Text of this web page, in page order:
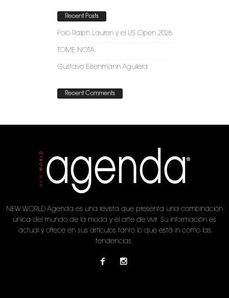
Recent Posts
Polo Ralph Lauren y el US Open 2026
TOME NOTA
Gustavo Eisenmann Aguilera
Recent Comments
NEW WORLD Agenda es una revista que presenta una combinación
única del mundo de la moda y el arte de vivir. Su información es
actual y ofrece en sus artículos tanto lo que está in como las
tendencias.